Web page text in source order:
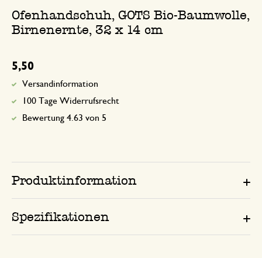
Ofenhandschuh, GOTS Bio-Baumwolle,
Birnenernte, 32 x 14 cm
5,50
Versandinformation
100 Tage Widerrufsrecht
Bewertung 4.63 von 5
Produktinformation
Spezifikationen